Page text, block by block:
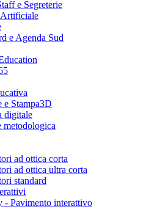
e Segreterie
e Agenda Sud
e Stampa3D
digitale
metodologica
ad ottica corta
ad ottica ultra corta
standard
- Pavimento interattivo